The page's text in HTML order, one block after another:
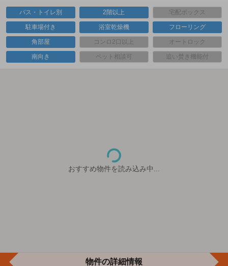
バス・トイレ別 2階以上 宅配ボックス
駐車場付き 浴室乾燥機 フローリング
角部屋 コンロ2口以上 オートロック
南向き ペット相談可 追い焚き機能付
おすすめ物件を読み込み中...
物件の詳細情報